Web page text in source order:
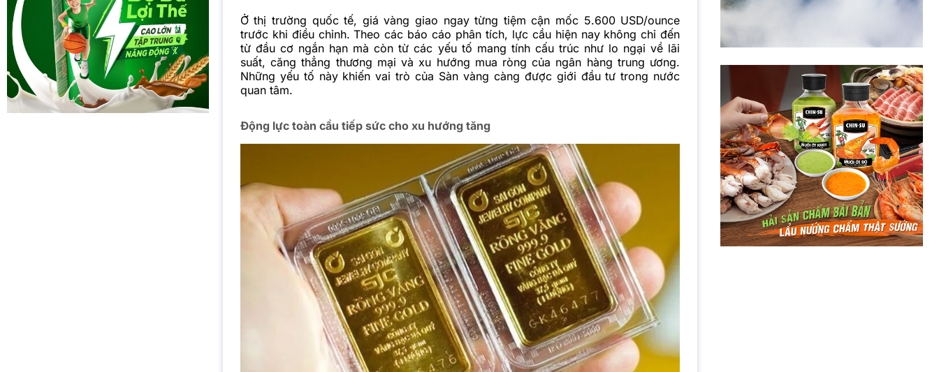
Ở thị trường quốc tế, giá vàng giao ngay từng tiệm cận mốc 5.600 USD/ounce
trước khi điều chỉnh. Theo các báo cáo phân tích, lực cầu hiện nay không chỉ đến
từ đầu cơ ngắn hạn mà còn từ các yếu tố mang tính cấu trúc như lo ngại về lãi
suất, căng thẳng thương mại và xu hướng mua ròng của ngân hàng trung ương.
Những yếu tố này khiến vai trò của Sàn vàng càng được giới đầu tư trong nước
quan tâm.
Động lực toàn cầu tiếp sức cho xu hướng tăng